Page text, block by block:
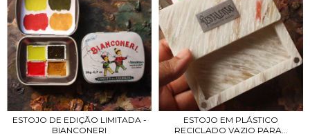
ESTOJO DE EDIÇÃO LIMITADA -
BIANCONERI
ESTOJO EM PLÁSTICO
RECICLADO VAZIO PARA...